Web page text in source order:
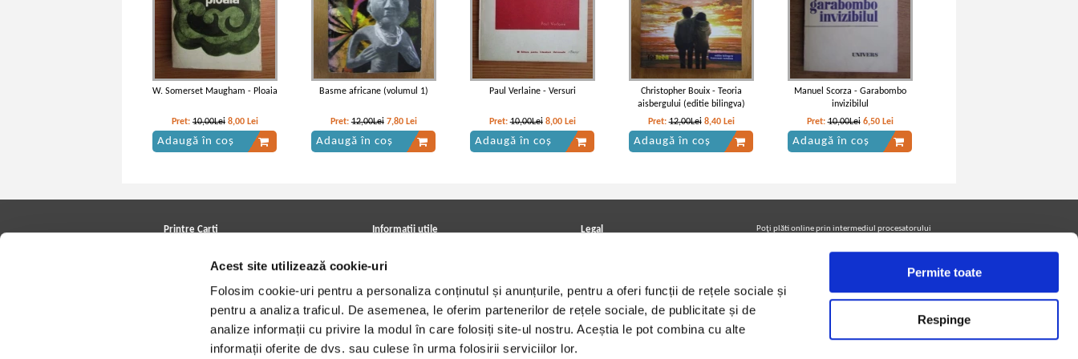
Acest site utilizează cookie-uri
Folosim cookie-uri pentru a personaliza conținutul și anunțurile, pentru a oferi funcții de rețele sociale și
pentru a analiza traficul. De asemenea, le oferim partenerilor de rețele sociale, de publicitate și de
analize informații cu privire la modul în care folosiți site-ul nostru. Aceștia le pot combina cu alte
informații oferite de dvs. sau culese în urma folosirii serviciilor lor.
Permite toate
Respinge
W. Somerset Maugham - Ploaia
Pret: 10,00Lei 8,00 Lei
Adaugă în coș
Basme africane (volumul 1)
Pret:12,00Lei 7,80 Lei
Adaugă în coș
Paul Verlaine - Versuri
Pret:10,00Lei 8,00 Lei
Adaugă în coș
Christopher Bouix - Teoria
aisbergului (editie bilingva)
Pret:12,00Lei 8,40 Lei
Adaugă în coș
Manuel Scorza - Garabombo
invizibilul
Pret:10,00Lei 6,50 Lei
Adaugă în coș
Printre Carti
Cele mai căutate cărți
Blog Printre Carti
Cărţi sub 5 lei
Cărţi sub 8 lei
Informatii utile
Achizitii viniluri, casete, CD/DVD
Cum cumpar?
Politica de livrare
Retur comenzi
Angajari - Cariere
Legal
Termeni si conditii
Utilizare cookie-uri
Poţi plăti online prin intermediul procesatorului
Urmăreşte-ne pe facebook pentru a fi la curent cu